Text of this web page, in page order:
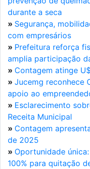
durante a seca
» Segurança,
com empresários
» Prefeitura reforça
amplia participação
» Contagem atinge
» Jucemg reconhece
apoio ao
» Esclarecimento
Receita Municipal
» Contagem
de 2025
» Oportunidade
100% para quitação